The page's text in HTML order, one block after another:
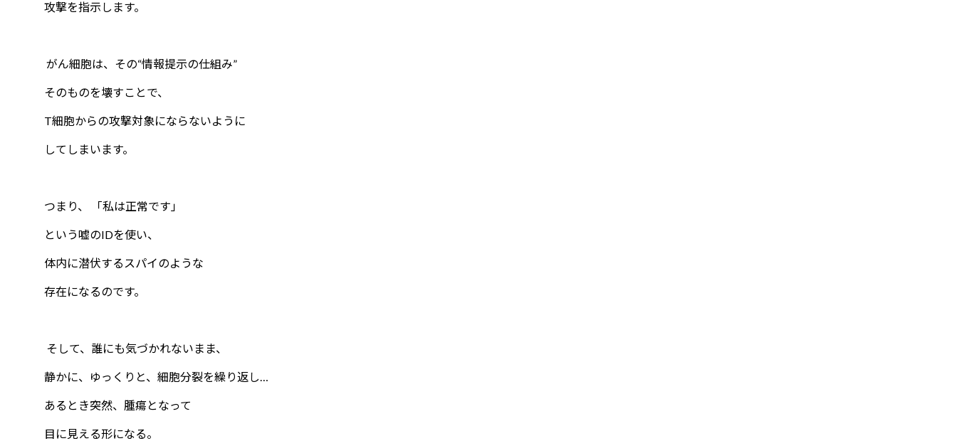
攻撃を指示します。
がん細胞は、その“情報提示の仕組み”
そのものを壊すことで、
T細胞からの攻撃対象にならないように
してしまいます。
つまり、 「私は正常です」
という嘘のIDを使い、
体内に潜伏するスパイのような
存在になるのです。
そして、誰にも気づかれないまま、
静かに、ゆっくりと、細胞分裂を繰り返し…
あるとき突然、腫瘍となって
目に見える形になる。